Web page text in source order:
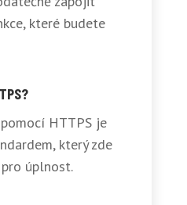
které budete
HTTPS je
který zde
úplnost.